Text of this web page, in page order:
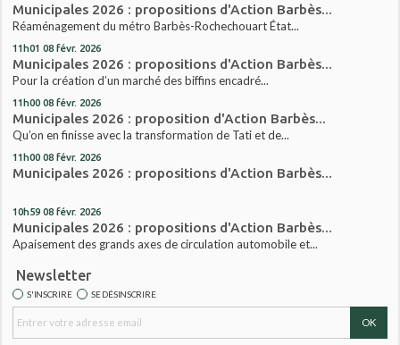
Municipales 2026 : propositions d'Action Barbès...
Réaménagement du métro Barbès-Rochechouart État...
11h01 08 févr. 2026
Municipales 2026 : propositions d'Action Barbès...
Pour la création d’un marché des biffins encadré...
11h00 08 févr. 2026
Municipales 2026 : proposition d'Action Barbès...
Qu’on en finisse avec la transformation de Tati et de...
11h00 08 févr. 2026
Municipales 2026 : propositions d'Action Barbès...
10h59 08 févr. 2026
Municipales 2026 : propositions d'Action Barbès...
Apaisement des grands axes de circulation automobile et...
Newsletter
S'INSCRIRE SE DÉSINSCRIRE